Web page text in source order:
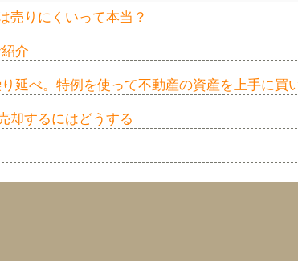
売りにくいって本当？
介
延べ。特例を使って不動産の資産を上手に買
却するにはどうする